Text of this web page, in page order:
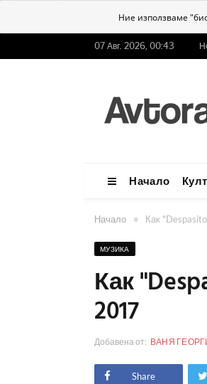
Ние използваме
07 Авг. 2026, 00:43
Начало
Начало » Как
МУЗИКА
Как
2017
Добавена от: ВАНЯ
Share